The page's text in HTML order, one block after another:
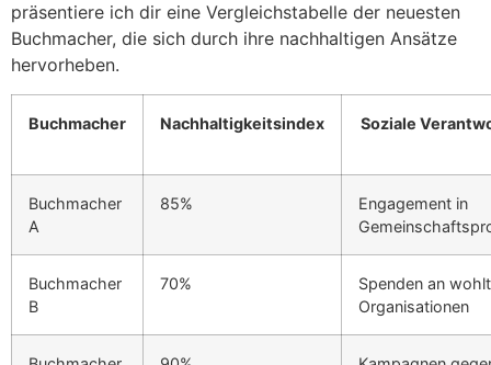
präsentiere ich dir eine Vergleichstabelle der neuesten
Buchmacher, die sich durch ihre nachhaltigen Ansätze
hervorheben.
Buchmacher Nachhaltigkeitsindex Soziale
Buchmacher
A
85%
Engagement in
Buchmacher
B
70%
Spenden an
Organisationen